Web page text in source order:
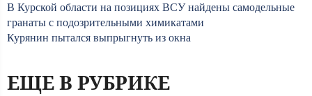
В Курской области на позициях ВСУ найдены самодельные
гранаты с подозрительными химикатами
Курянин пытался выпрыгнуть из окна
ЕЩЕ В РУБРИКЕ